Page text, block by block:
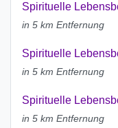
Spirituelle
in 5 km Entfernung
Spirituelle
in 5 km Entfernung
Spirituelle
in 5 km Entfernung